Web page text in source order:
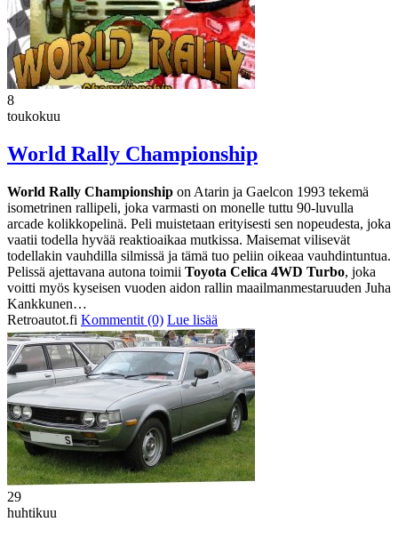
8
toukokuu
World Rally Championship
World Rally Championship on Atarin ja Gaelcon 1993 tekemä
isometrinen rallipeli, joka varmasti on monelle tuttu 90-luvulla
arcade kolikkopelinä. Peli muistetaan erityisesti sen nopeudesta, joka
vaatii todella hyvää reaktioaikaa mutkissa. Maisemat vilisevät
todellakin vauhdilla silmissä ja tämä tuo peliin oikeaa vauhdintuntua.
Pelissä ajettavana autona toimii Toyota Celica 4WD Turbo, joka
voitti myös kyseisen vuoden aidon rallin maailmanmestaruuden Juha
Kankkunen…
Retroautot.fi Kommentit (0) Lue lisää
29
huhtikuu